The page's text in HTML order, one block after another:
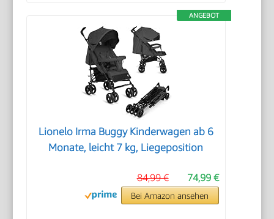
ANGEBOT
Lionelo Irma Buggy Kinderwagen ab 6
Monate, leicht 7 kg, Liegeposition
74,99 €
84,99 €
Bei Amazon ansehen